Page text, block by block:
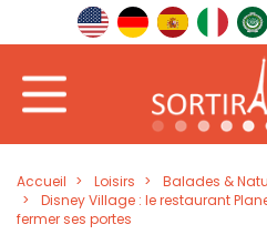
Accueil Loisirs
Balades &
Disney Village : le restaurant
fermer ses portes